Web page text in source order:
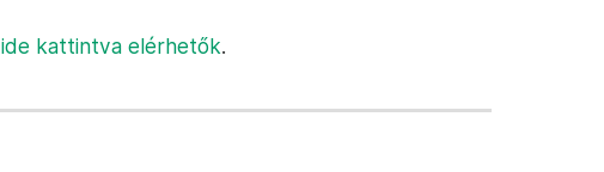
ide kattintva elérhetők.